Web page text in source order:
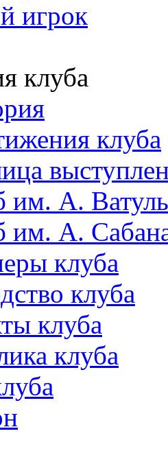
игрок
клуба
клуба
им. А.
им. А.
клуба
клуба
клуба
клуба